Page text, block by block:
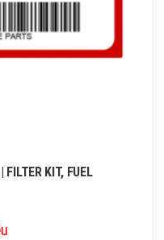
KIT, FUEL